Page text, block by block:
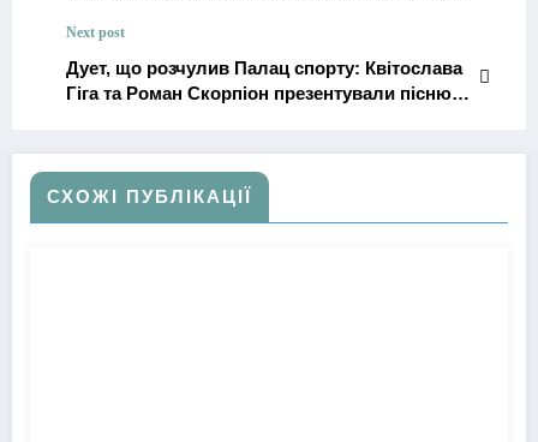
Next post
Дует, що розчулив Палац спорту: Квітослава
Гіга та Роман Скорпіон презентували пісню
СХОЖІ ПУБЛІКАЦІЇ